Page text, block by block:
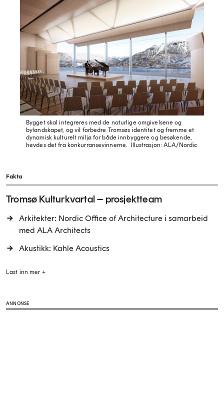
Bygget skal integreres med de naturlige omgivelsene og
bylandskapet, og vil forbedre Tromsøs identitet og fremme et
dynamisk kulturelt miljø for både innbyggere og besøkende,
hevdes det fra konkurransevinnerne.
Illustrasjon: ALA/Nordic
Fakta
Tromsø Kulturkvartal – prosjektteam
Arkitekter: Nordic Office of Architecture i samarbeid
med ALA Architects
Akustikk: Kahle Acoustics
Last inn mer +
ANNONSE